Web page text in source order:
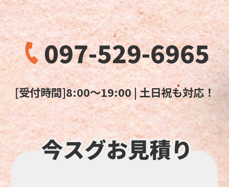
097-529-6965
[受付時間]8:00～19:00 | 土日祝も対応！